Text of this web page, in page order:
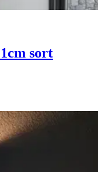
sort